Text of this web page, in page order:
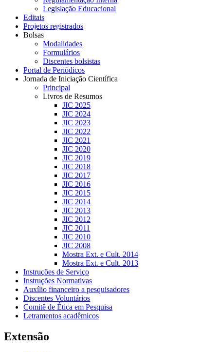
Legislação Educacional
Editais
Projetos registrados
Bolsas
Modalidades
Formulários
Discentes bolsistas
Portal de Periódicos
Jornada de Iniciação Científica
Principal
Livros de Resumos
JIC 2025
JIC 2024
JIC 2023
JIC 2022
JIC 2021
JIC 2020
JIC 2019
JIC 2018
JIC 2017
JIC 2016
JIC 2015
JIC 2014
JIC 2013
JIC 2012
JIC 2011
JIC 2010
JIC 2008
Mostra Ext. e Cult. 2014
Mostra Ext. e Cult. 2013
Instruções de Serviço
Instruções Normativas
Auxílio financeiro a pesquisadores
Discentes Voluntários
Comitê de Ética em Pesquisa
Letramentos acadêmicos
Extensão